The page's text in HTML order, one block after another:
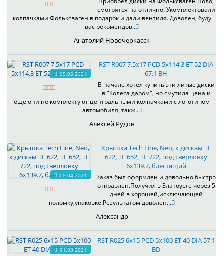
смотрятся на отлично. Укомплектовали
колпачками Фольксваген в подарок и дали вентиля. Доволен, буду
вас рекомендов..
Анатолий Новочеркасск
09.05.2021
RST R007 7.5x17 PCD 5x114.3 ET 52 DIA
67.1 BH
В начале хотел купить эти литые диски
в "Колёса даром", но смутила цена и
ещё они не комплектуют центральными колпачками с логотипом
автомобиля, такж..
Алексей Рудов
08.04.2021
Крышка Tech Line, Neo, к дискам TL
622, TL 652, TL 722, под сверловку
6х139.7, блестящий
Заказ был оформлен и довольно быстро
отправлен.Получил в Златоусте через 5
дней в хорошей,исключающей
поломку,упаковке.Результатом доволен...
Александр
01.03.2021
RST R025 6x15 PCD 5x100 ET 40 DIA 57.1
BD